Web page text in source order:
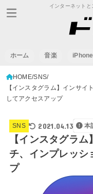
インターネットと
ホーム 音楽 iPhone
HOME SNS
【インスタグラム】インサイ
してアクセスアップ
SNS 2021.04.13 本
【インスタグラ
チ、インプレッシ
プ